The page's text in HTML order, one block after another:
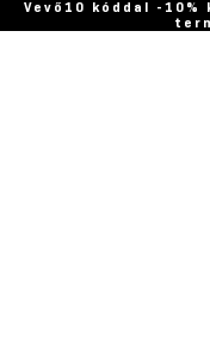
Vevő10 kóddal -10%